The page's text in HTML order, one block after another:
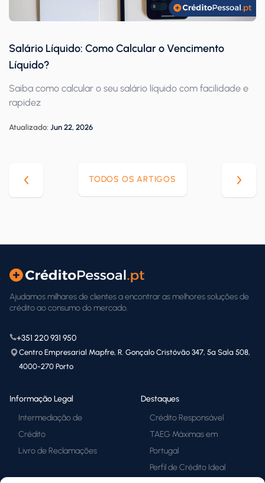
Salário Líquido: Como Calcular o Vencimento
Líquido?
Saiba como calcular o seu salário líquido com facilidade e
rapidez
Atualizado: Jun 22, 2026
TODOS OS ARTIGOS
Ajudamos milhares de clientes a encontrar as melhores soluções de
crédito ao consumo do mercado.
+351 220 931 950
Centro Empresarial Mapfre, R. Gonçalo Cristóvão 347, 5ª Sala 508,
4000-270 Porto
Informação Legal
Intermediação de
Crédito
Livro de Reclamações
Destaques
Crédito Responsável
TAEG Máximas em
Portugal
Perfil de Crédito Ideal